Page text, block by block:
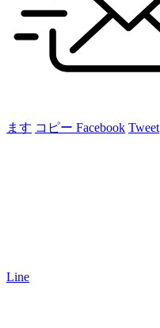
ます コピー Facebook Tweet
Line